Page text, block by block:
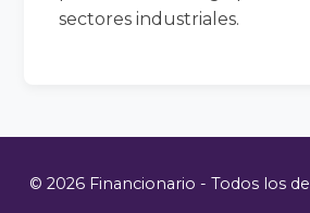
sectores industriales.
© 2026 Financionario - Todos los